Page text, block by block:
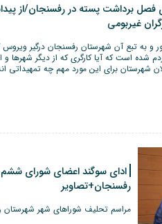
برداشت پسته در رفسنجان/از
غیربومی
و به تبع آن شهرستان رفسنجان درگیر
شده است که آیا کارگری که از دیگر شهرها
شهرستان برای این مورد مهم چه تمهیداتی
ادای سوگند اعضای شورای
رفسنجان+تصاویر
مراسم تحلیف شوراهای شهر شهرستان